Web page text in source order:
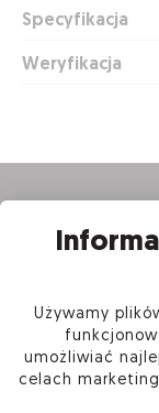
Specyfikacja
Weryfikacja
INFORMACJE
Używamy
umożliwiać
celach